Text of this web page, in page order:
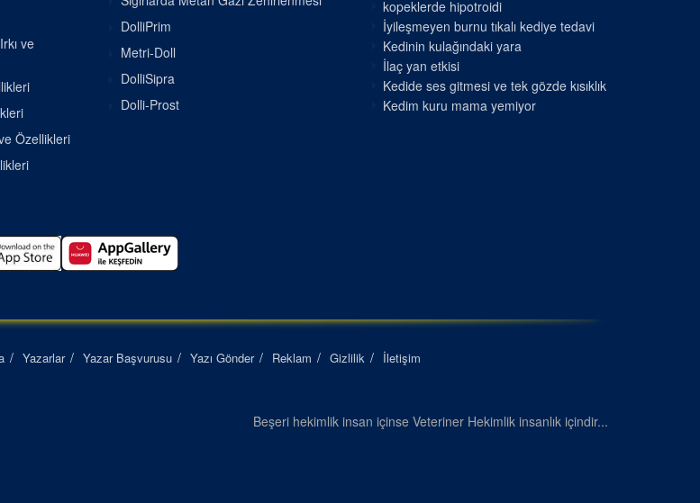
ve
Özellikleri
DolliPrim
Metri-Doll
DolliSipra
Dolli-Prost
kopeklerde hipotroidi
İyileşmeyen burnu tıkalı kediye tedavi
Kedinin kulağındaki yara
İlaç yan etkisi
Kedide ses gitmesi ve tek gözde kısıklık
Kedim kuru mama yemiyor
Yazarlar Yazar Başvurusu Yazı Gönder Reklam Gizlilik İletişim
Beşeri hekimlik insan içinse Veteriner Hekimlik insanlık içindir...